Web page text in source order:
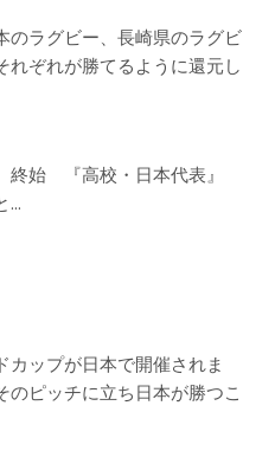
のラグビー、長崎県のラグビ
れぞれが勝てるように還元し
終始 『高校・日本代表』
…
カップが日本で開催されま
ピッチに立ち日本が勝つこ